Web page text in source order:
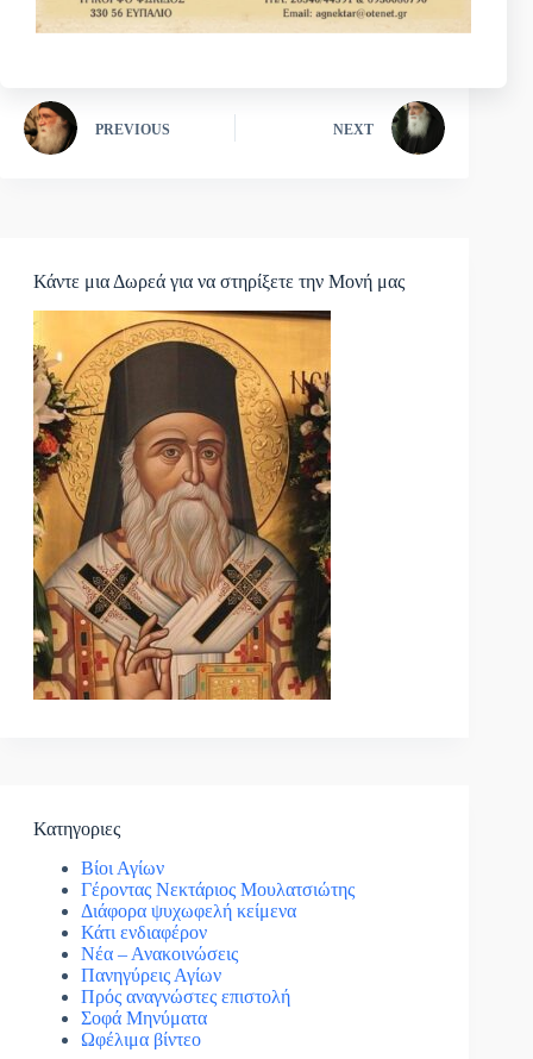
PREVIOUS NEXT
Κάντε μια Δωρεά για να στηρίξετε την Μονή μας
Κατηγοριες
Βίοι Αγίων
Γέροντας Νεκτάριος Μουλατσιώτης
Διάφορα ψυχωφελή κείμενα
Κάτι ενδιαφέρον
Νέα – Ανακοινώσεις
Πανηγύρεις Αγίων
Πρός αναγνώστες επιστολή
Σοφά Μηνύματα
Ωφέλιμα βίντεο